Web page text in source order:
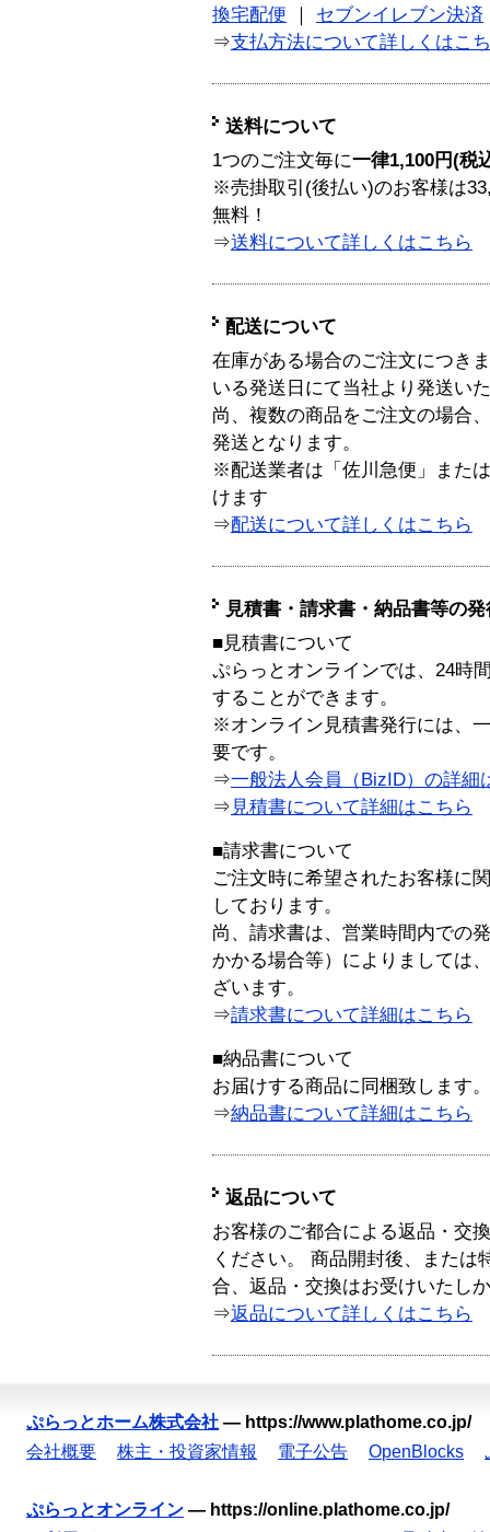
換宅配便
セブンイレブン決済
⇒支払方法について詳しくはこ
送料について
1つのご注文毎に一律1,100円(税
※売掛取引(後払い)のお客様は
無料！
⇒送料について詳しくはこちら
配送について
在庫がある場合のご注文につき
いる発送日にて当社より発送い
尚、複数の商品をご注文の場合
発送となります。
※配送業者は「佐川急便」また
けます
⇒配送について詳しくはこちら
見積書・請求書・納品書等の
■見積書について
ぷらっとオンラインでは、24時
することができます。
※オンライン見積書発行には、
要です。
⇒一般法人会員（BizID）の詳細
⇒ 見積書について詳細はこちら
■請求書について
ご注文時に希望されたお客様に
しております。
尚、請求書は、営業時間内での
かかる場合等）によりましては
ざいます。
⇒請求書について詳細はこちら
■納品書について
お届けする商品に同梱致します。
⇒納品書について詳細はこちら
返品について
お客様のご都合による返品・交
ください。 商品開封後、または
合、返品・交換はお受けいたし
⇒返品について詳しくはこちら
ぷらっとホーム株式会社 — https://www.plathome.co.jp/
会社概要
株主・投資家情報 電子公告 OpenBlocks
ぷらっとオンライン — https://online.plathome.co.jp/